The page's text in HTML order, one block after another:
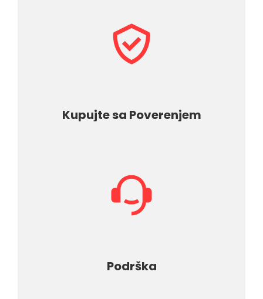
Kupujte sa Poverenjem
Podrška